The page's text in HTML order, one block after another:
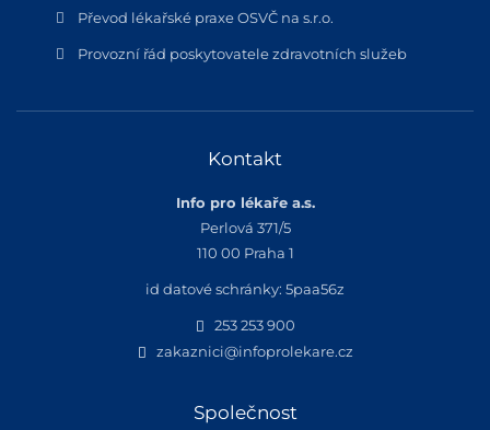
Převod lékařské praxe OSVČ na s.r.o.
Provozní řád poskytovatele zdravotních služeb
Kontakt
Info pro lékaře a.s.
Perlová 371/5
110 00 Praha 1
id datové schránky: 5paa56z
253 253 900
zakaznici@infoprolekare.cz
Společnost